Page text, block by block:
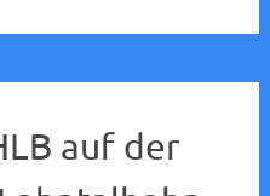
auf der